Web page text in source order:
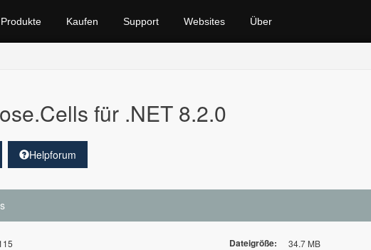
Produkte Kaufen Support Websites Über
für .NET 8.2.0
Helpforum
Dateigröße: 34.7 MB